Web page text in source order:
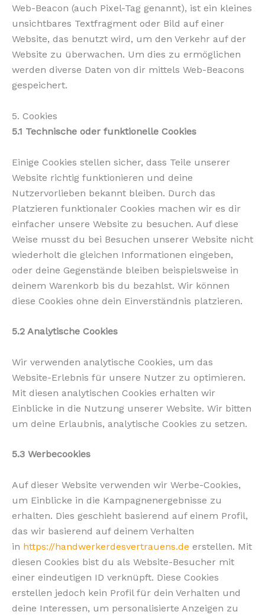
Web-Beacon (auch Pixel-Tag genannt), ist ein kleines
unsichtbares Textfragment oder Bild auf einer
Website, das benutzt wird, um den Verkehr auf der
Website zu überwachen. Um dies zu ermöglichen
werden diverse Daten von dir mittels Web-Beacons
gespeichert.
5. Cookies
5.1 Technische oder funktionelle Cookies
Einige Cookies stellen sicher, dass Teile unserer
Website richtig funktionieren und deine
Nutzervorlieben bekannt bleiben. Durch das
Platzieren funktionaler Cookies machen wir es dir
einfacher unsere Website zu besuchen. Auf diese
Weise musst du bei Besuchen unserer Website nicht
wiederholt die gleichen Informationen eingeben,
oder deine Gegenstände bleiben beispielsweise in
deinem Warenkorb bis du bezahlst. Wir können
diese Cookies ohne dein Einverständnis platzieren.
5.2 Analytische Cookies
Wir verwenden analytische Cookies, um das
Website-Erlebnis für unsere Nutzer zu optimieren.
Mit diesen analytischen Cookies erhalten wir
Einblicke in die Nutzung unserer Website. Wir bitten
um deine Erlaubnis, analytische Cookies zu setzen.
5.3 Werbecookies
Auf dieser Website verwenden wir Werbe-Cookies,
um Einblicke in die Kampagnenergebnisse zu
erhalten. Dies geschieht basierend auf einem Profil,
das wir basierend auf deinem Verhalten
in https://handwerkerdesvertrauens.de erstellen. Mit
diesen Cookies bist du als Website-Besucher mit
einer eindeutigen ID verknüpft. Diese Cookies
erstellen jedoch kein Profil für dein Verhalten und
deine Interessen, um personalisierte Anzeigen zu